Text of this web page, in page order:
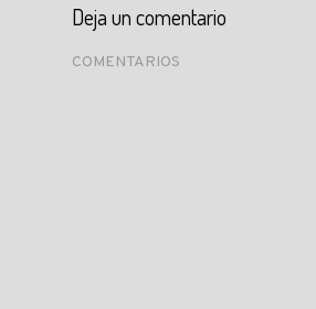
Deja un comentario
COMENTARIOS